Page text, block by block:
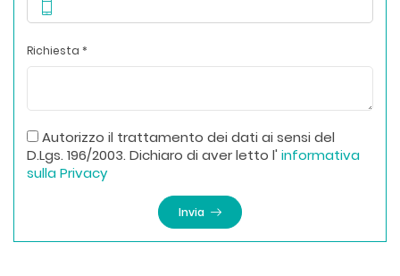
Richiesta *
Autorizzo il trattamento dei dati ai sensi del
D.Lgs. 196/2003. Dichiaro di aver letto l' informativa
sulla Privacy
Invia